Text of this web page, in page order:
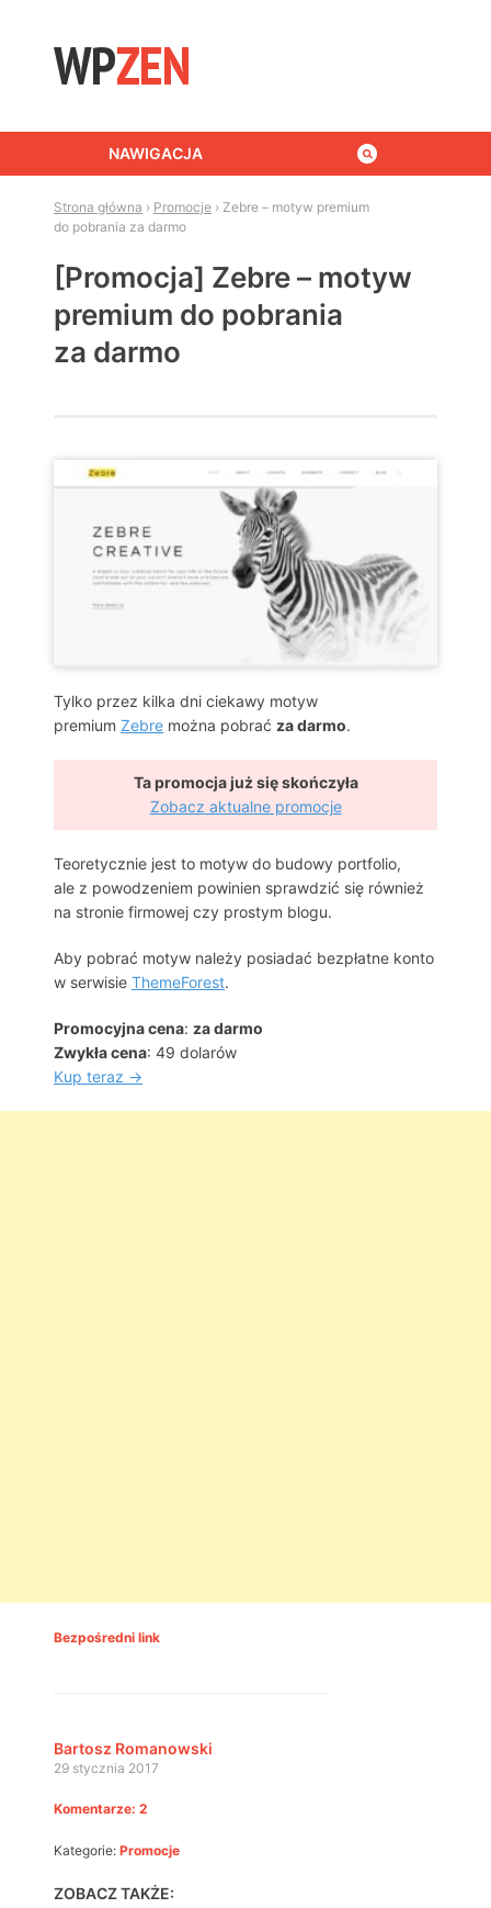
NAWIGACJA
Strona główna › Promocje › Zebre – motyw premium
do pobrania za darmo
[Promocja] Zebre – motyw
premium do pobrania
za darmo
Tylko przez kilka dni ciekawy motyw
premium Zebre można pobrać za darmo.
Ta promocja już się skończyła
Zobacz aktualne promocje
Teoretycznie jest to motyw do budowy portfolio,
ale z powodzeniem powinien sprawdzić się również
na stronie firmowej czy prostym blogu.
Aby pobrać motyw należy posiadać bezpłatne konto
w serwisie ThemeForest.
Promocyjna cena: za darmo
Zwykła cena: 49 dolarów
Kup teraz →
Bezpośredni link
Bartosz Romanowski
29 stycznia 2017
Komentarze: 2
Kategorie: Promocje
ZOBACZ TAKŻE: